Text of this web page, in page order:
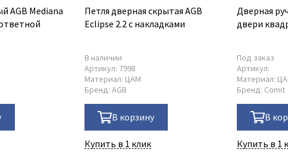
AGB Mediana
Петля дверная скрытая AGB
Eclipse 2.2 с накладками
В наличии
Артикул: 7998
Материал: ЦАМ
Бренд: AGB
В корзину
Купить в 1 клик
Дверная
двери
Под заказ
Артикул:
Материал:
Бренд: Comit
В
Купить в 1